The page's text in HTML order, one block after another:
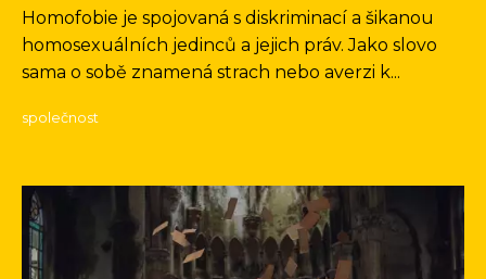
Homofobie je spojovaná s diskriminací a šikanou
homosexuálních jedinců a jejich práv. Jako slovo
sama o sobě znamená strach nebo averzi k...
společnost